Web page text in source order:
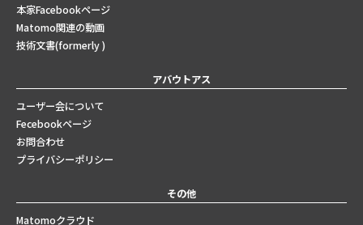
本家Facebookページ
Matomo関連の動画
技術文書(formerly )
アバウトアス
ユーザー会について
Fecebookページ
お問合わせ
プライバシーポリシー
その他
Matomoクラウド